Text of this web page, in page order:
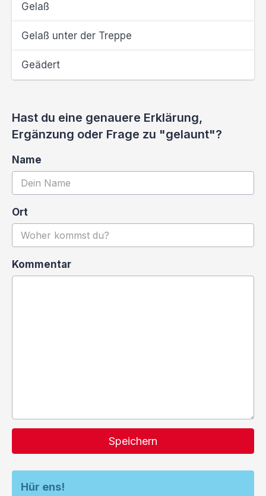
Gelaß
Gelaß unter der Treppe
Geädert
Hast du eine genauere Erklärung,
Ergänzung oder Frage zu "gelaunt"?
Name
Ort
Kommentar
Speichern
Hür ens!